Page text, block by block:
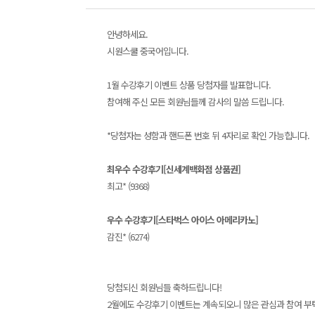
안녕하세요.
시원스쿨 중국어입니다.
1월 수강후기 이벤트 상품 당첨자를 발표합니다.
참여해 주신 모든 회원님들께 감사의 말씀 드립니다.
*당첨자는 성함과 핸드폰 번호 뒤 4자리로 확인 가능힙니다.
최우수 수강후기[신세계백화점 상품권]
최고* (9368)
우수 수강후기[스타벅스 아이스 아메리카노]
감진* (6274)
당첨되신 회원님들 축하드립니다!
2월에도 수강후기 이벤트는 계속되오니 많은 관심과 참여 부